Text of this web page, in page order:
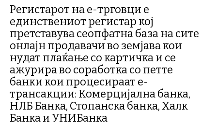
Регистарот на е-трговци е
единствениот регистар кој
претставува сеопфатна база на сите
онлајн продавачи во земјава кои
нудат плаќање со картичка и се
ажурира во соработка со петте
банки кои процесираат е-
трансакции: Комерцијална банка,
НЛБ Банка, Стопанска банка, Халк
Банка и УНИБанка